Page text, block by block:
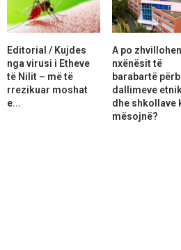
Editorial / Kujdes
nga virusi i Etheve
të Nilit – më të
rrezikuar moshat
e...
A po zhvillohen
nxënësit të
barabartë
dallimeve
dhe shkollave
mësojnë?